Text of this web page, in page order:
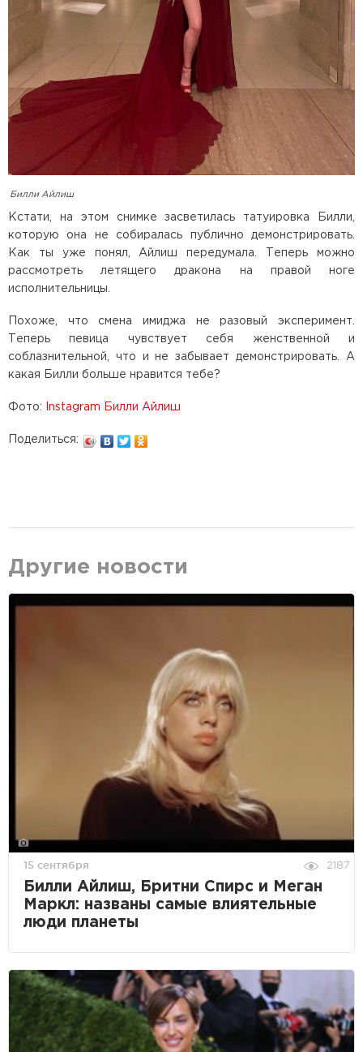
Билли Айлиш
Кстати, на этом снимке засветилась татуировка Билли,
которую она не собиралась публично демонстрировать.
Как ты уже понял, Айлиш передумала. Теперь можно
рассмотреть летящего дракона на правой ноге
исполнительницы.
Похоже, что смена имиджа не разовый эксперимент.
Теперь певица чувствует себя женственной и
соблазнительной, что и не забывает демонстрировать. А
какая Билли больше нравится тебе?
Фото: Instagram Билли Айлиш
Поделиться:
Другие новости
15 сентября 2187
Билли Айлиш, Бритни Спирс и Меган
Маркл: названы самые влиятельные
люди планеты